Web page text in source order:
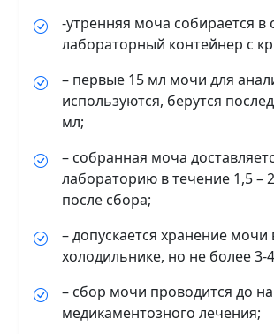
-утренняя моча собирается в
лабораторный контейнер с
– первые 15 мл мочи для
используются, берутся
мл;
– собранная моча
лабораторию в течение 1,5 –
после сбора;
– допускается хранение мочи
холодильнике, но не более 3-
– сбор мочи проводится до
медикаментозного лечения;